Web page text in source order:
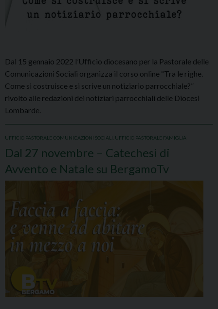
Dal 15 gennaio 2022 l’Ufficio diocesano per la Pastorale delle
Comunicazioni Sociali organizza il corso online “Tra le righe.
Come si costruisce e si scrive un notiziario parrocchiale?”
rivolto alle redazioni dei notiziari parrocchiali delle Diocesi
Lombarde.
UFFICIO PASTORALE COMUNICAZIONI SOCIALI UFFICIO PASTORALE FAMIGLIA
Dal 27 novembre – Catechesi di
Avvento e Natale su BergamoTv